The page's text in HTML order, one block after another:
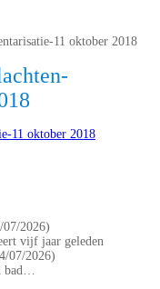
11 oktober 2018
11 oktober 2018
07/2026)
07/2026)